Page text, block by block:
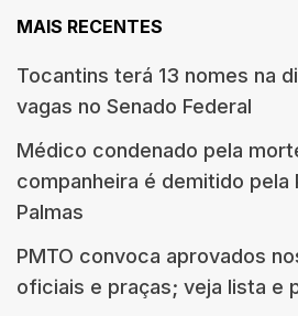
MAIS RECENTES
Tocantins terá 13 nomes na
vagas no Senado Federal
Médico condenado pela
companheira é demitido pela
Palmas
PMTO convoca aprovados
oficiais e praças; veja lista e